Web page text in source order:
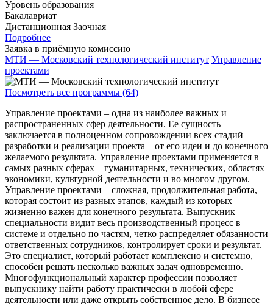
Уровень образования
Бакалавриат
Дистанционная Заочная
Подробнее
Заявка в приёмную комиссию
МТИ — Московский технологический институт Управление
проектами
Посмотреть все программы (64)
Управление проектами – одна из наиболее важных и
распространенных сфер деятельности. Ее сущность
заключается в полноценном сопровождении всех стадий
разработки и реализации проекта – от его идеи и до конечного
желаемого результата. Управление проектами применяется в
самых разных сферах – гуманитарных, технических, областях
экономики, культурной деятельности и во многом другом.
Управление проектами – сложная, продолжительная работа,
которая состоит из разных этапов, каждый из которых
жизненно важен для конечного результата. Выпускник
специальности видит весь производственный процесс в
системе и отдельно по частям, четко распределяет обязанности
ответственных сотрудников, контролирует сроки и результат.
Это специалист, который работает комплексно и системно,
способен решать несколько важных задач одновременно.
Многофункциональный характер профессии позволяет
выпускнику найти работу практически в любой сфере
деятельности или даже открыть собственное дело. В бизнесе